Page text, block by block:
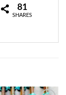
81
SHARES